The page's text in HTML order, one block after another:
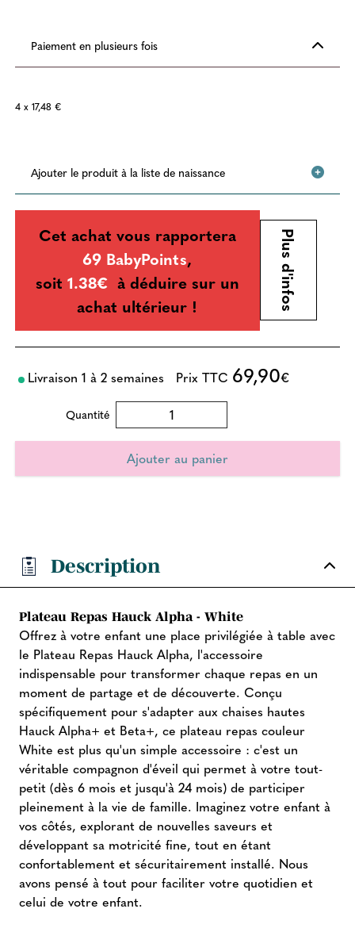
Paiement en plusieurs fois
4 x 17,48 €
Ajouter le produit à la liste de naissance
Cet achat vous rapportera
69 BabyPoints,
soit 1.38€ à déduire sur un
achat ultérieur !
Plus d'infos
Livraison 1 à 2 semaines Prix TTC 69,90€
Quantité
Description
Plateau Repas Hauck Alpha - White
Offrez à votre enfant une place privilégiée à table avec
le Plateau Repas Hauck Alpha, l'accessoire
indispensable pour transformer chaque repas en un
moment de partage et de découverte. Conçu
spécifiquement pour s'adapter aux chaises hautes
Hauck Alpha+ et Beta+, ce plateau repas couleur
White est plus qu'un simple accessoire : c'est un
véritable compagnon d'éveil qui permet à votre tout-
petit (dès 6 mois et jusqu'à 24 mois) de participer
pleinement à la vie de famille. Imaginez votre enfant à
vos côtés, explorant de nouvelles saveurs et
développant sa motricité fine, tout en étant
confortablement et sécuritairement installé. Nous
avons pensé à tout pour faciliter votre quotidien et
celui de votre enfant.